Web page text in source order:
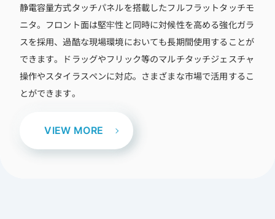
静電容量方式タッチパネルを搭載したフルフラットタッチモ
ニタ。フロント面は堅牢性と同時に対候性を高める強化ガラ
スを採用、過酷な現場環境においても長期間使用することが
できます。ドラッグやフリック等のマルチタッチジェスチャ
操作やスタイラスペンに対応。さまざまな市場で活用するこ
とができます。
VIEW MORE